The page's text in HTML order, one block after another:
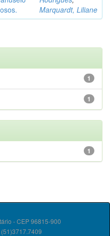
Marquardt, Liliane
1
1
1
- CEP 96815-900